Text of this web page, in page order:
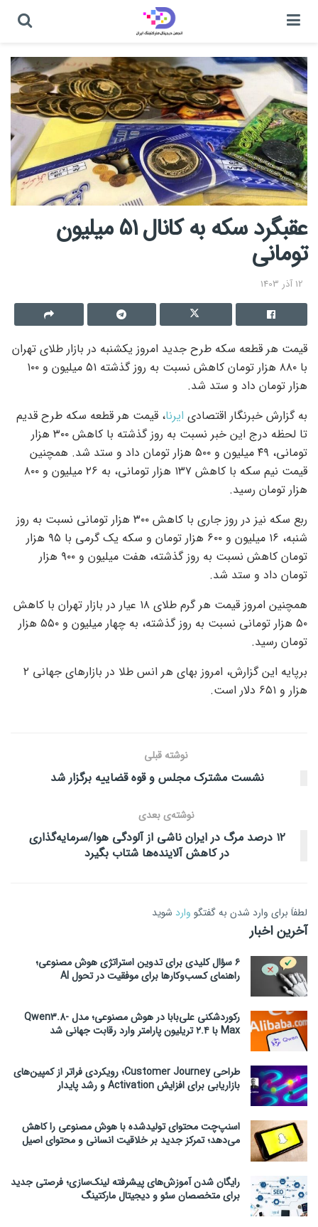
عقبگرد سکه به کانال ۵۱ میلیون
تومانی
12 آذر 1403
قیمت هر قطعه سکه طرح جدید امروز یکشنبه در بازار طلای تهران
با ۸۸۰ هزار تومان کاهش نسبت به روز گذشته ۵۱ میلیون و ۱۰۰
هزار تومان داد و ستد شد.
به گزارش خبرنگار اقتصادی ایرنا، قیمت هر قطعه سکه طرح قدیم
تا لحظه درج این خبر نسبت به روز گذشته با کاهش ۳۰۰ هزار
تومانی، ۴۹ میلیون و ۵۰۰ هزار تومان داد و ستد شد. همچنین
قیمت نیم‌ سکه با کاهش ۱۳۷ هزار تومانی، به ۲۶ میلیون و ۸۰۰
هزار تومان رسید.
ربع‌ سکه نیز در روز جاری با کاهش ۳۰۰ هزار تومانی نسبت به روز
شنبه، ۱۶ میلیون و ۶۰۰ هزار تومان و سکه یک گرمی با ۹۵ هزار
تومان کاهش نسبت به روز گذشته، هفت میلیون و ۹۰۰ هزار
تومان داد و ستد شد.
همچنین امروز قیمت هر گرم طلای ۱۸ عیار در بازار تهران با کاهش
۵۰ هزار تومانی نسبت به روز گذشته، به چهار میلیون و ۵۵۰ هزار
تومان رسید.
برپایه این گزارش، امروز بهای هر انس طلا در بازارهای جهانی ۲
هزار و ۶۵۱ دلار است.
نوشته قبلی
نشست مشترک مجلس و قوه قضاییه برگزار شد
نوشته‌ی بعدی
۱۲ درصد مرگ در ایران ناشی از آلودگی هوا/سرمایه‌گذاری
در کاهش آلاینده‌ها شتاب بگیرد
لطفاَ برای وارد شدن به گفتگو وارد شوید
آخرین اخبار
۶ سؤال کلیدی برای تدوین استراتژی هوش مصنوعی؛
راهنمای کسب‌وکارها برای موفقیت در تحول AI
رکوردشکنی علی‌بابا در هوش مصنوعی؛ مدل Qwen3.8-
Max با ۲.۴ تریلیون پارامتر وارد رقابت جهانی شد
طراحی Customer Journey؛ رویکردی فراتر از کمپین‌های
بازاریابی برای افزایش Activation و رشد پایدار
اسنپ‌چت محتوای تولیدشده با هوش مصنوعی را کاهش
می‌دهد؛ تمرکز جدید بر خلاقیت انسانی و محتوای اصیل
رایگان شدن آموزش‌های پیشرفته لینک‌سازی؛ فرصتی جدید
برای متخصصان سئو و دیجیتال مارکتینگ